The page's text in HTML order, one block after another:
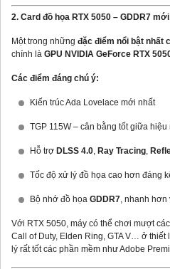
2. Card đồ họa RTX 5050 – GDDR7
Một trong những đặc điểm nổi bật nhất
chính là GPU NVIDIA GeForce RTX
Các điểm đáng chú ý:
Kiến trúc Ada Lovelace mới nhất
TGP 115W – cân bằng tốt giữa
Hỗ trợ DLSS 4.0 Ray Tracing
Tốc độ xử lý đồ họa cao hơn đáng
Bộ nhớ đồ họa GDDR7 , nhanh
Với RTX 5050, máy có thể chơi mượt
Call of Duty, Elden Ring, GTA V… ở
lý rất tốt các phần mềm như Adobe